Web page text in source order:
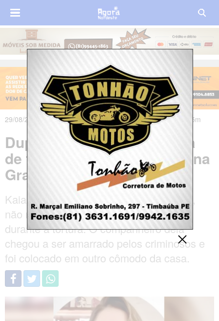
29/08/2023 às 20h40m - Atualizado em 29/08/2023 às 20h45m
Dupla é capturada suspeita
de torturar e matar mulher na
Grande Fortaleza
Kaianne Bezerra Lima Chaves, 35 anos,
não resistiu aos ferimentos causados
durante a tortura. O companheiro dela
chegou a ser amarrado pelos criminosos e
foi colocado em outro cômodo da casa.